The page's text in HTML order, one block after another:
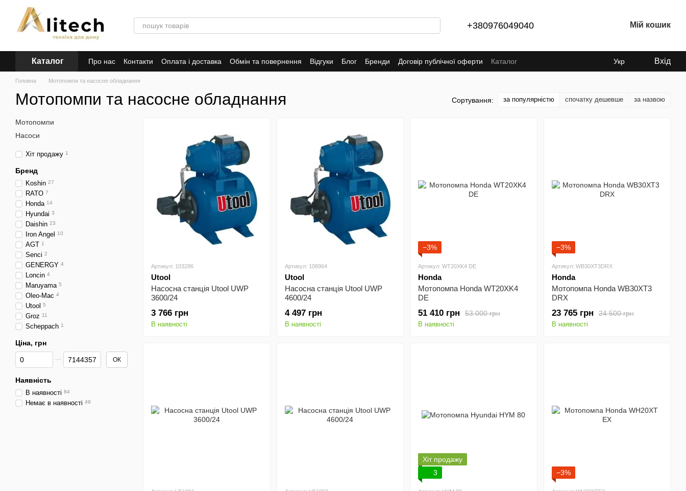
Перейти до основного контенту
+380976049040 Мій кошик
Каталог Про нас Контакти Оплата і доставка Обмін та повернення Відгуки Блог Бренди Договір публічної оферти Каталог Укр Вхід
Головна Мотопомпи та насосне обладнання
Мотопомпи та насосне обладнання Сортування: за популярністю спочатку дешевше за назвою
Артикул: 103286
Utool
Насосна станція Utool UWP
3600/24
3 766 грн
В наявності
Артикул: 108964
Utool
Насосна станція Utool UWP
4600/24
4 497 грн
В наявності
−3%
Артикул: WT20XK4 DE
Honda
Мотопомпа Honda WT20XK4
DE
53 000 грн
51 410 грн
В наявності
−3%
Артикул: WB30XT3DRX
Honda
Мотопомпа Honda WB30XT3
DRX
24 500 грн
23 765 грн
В наявності
Хіт продажу
3
−3%
Мотопомпи
Насоси
Хіт продажу 1
Бренд
Koshin 27
RATO 7
Honda 14
Hyundai 3
Daishin 23
Iron Angel 10
AGT 1
Senci 2
GENERGY 4
Loncin 4
Maruyama 5
Oleo-Mac 4
Utool 5
Groz 11
Scheppach 1
Ціна, грн
Від Ціна, грн
До Ціна, грн ОК
Наявність
В наявності 84
Немає в наявності 49